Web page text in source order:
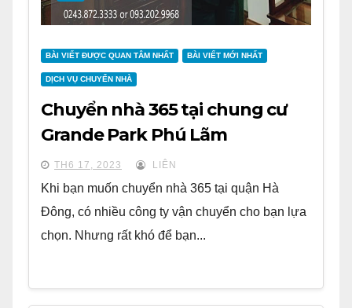
BÀI VIẾT ĐƯỢC QUAN TÂM NHẤT BÀI VIẾT MỚI NHẤT
DỊCH VỤ CHUYỂN NHÀ
Chuyển nhà 365 tại chung cư
Grande Park Phú Lãm
TH6 17, 2023 LIÊN
Khi bạn muốn chuyển nhà 365 tại quận Hà
Đông, có nhiều công ty vận chuyển cho bạn lựa
chọn. Nhưng rất khó để bạn...